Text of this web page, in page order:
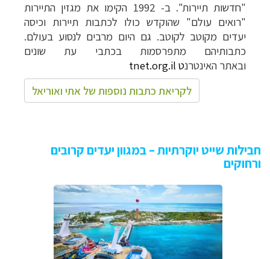
"חדשות תיירות". ב- 1992 הקימו את מגזין התיירות
"רואים עולם" שהוקדש כולו לכתבות תיירות וכיסה
יעדים מקוטב לקוטב. גם היום מרבים לנסוע בעולם.
כתבותיהם מתפרסמות בכתבי עת שונים
ובאתר האינטרנט tnet.org.il
לקריאת כתבות נוספות של אתי ואוריאל
חבילות שייט יוקרתיות – במגוון יעדים קרובים
ורחוקים